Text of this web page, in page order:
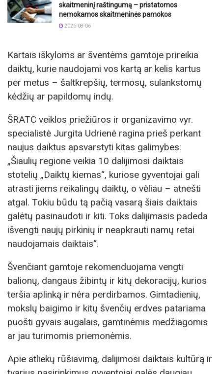
skaitmeninį raštingumą – pristatomos
nemokamos skaitmeninės pamokos
2026-08-06
Kartais iškyloms ar šventėms gamtoje prireikia
daiktų, kurie naudojami vos kartą ar kelis kartus
per metus – šaltkrepšių, termosų, sulankstomų
kėdžių ar papildomų indų.
ŠRATC veiklos priežiūros ir organizavimo vyr.
specialistė Jurgita Udrienė ragina prieš perkant
naujus daiktus apsvarstyti kitas galimybes:
„Šiaulių regione veikia 10 dalijimosi daiktais
stotelių „Daiktų kiemas“, kuriose gyventojai gali
atrasti jiems reikalingų daiktų, o vėliau – atnešti
atgal. Tokiu būdu tą pačią vasarą šiais daiktais
galėtų pasinaudoti ir kiti. Toks dalijimasis padeda
išvengti naujų pirkinių ir neapkrauti namų retai
naudojamais daiktais“.
Švenčiant gamtoje rekomenduojama vengti
balionų, dangaus žibintų ir kitų dekoracijų, kurios
teršia aplinką ir nėra perdirbamos. Gimtadienių,
mokslų baigimo ir kitų švenčių erdves patariama
puošti gyvais augalais, gamtinėmis medžiagomis
ar jau turimomis priemonėmis.
Apie atliekų rūšiavimą, dalijimosi daiktais kultūrą ir